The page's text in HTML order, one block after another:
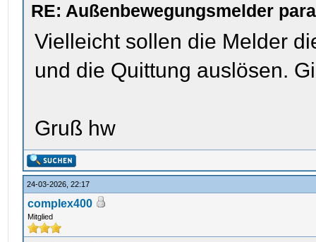
RE: Außenbewegungsmelder
Vielleicht sollen die Melder
und die Quittung auslösen.
Gruß hw
24-03-2026, 22:17
complex400
Mitglied